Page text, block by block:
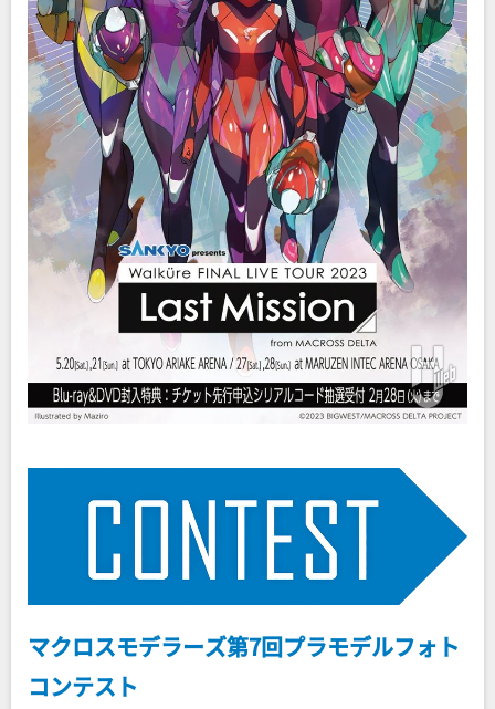
マクロスモデラーズ第7回プラモデルフォト
コンテスト